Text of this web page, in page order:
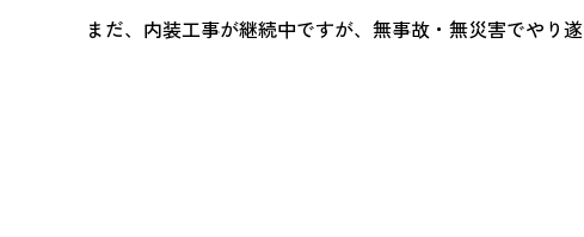
まだ、内装工事が継続中ですが、無事故・無災害でやり遂